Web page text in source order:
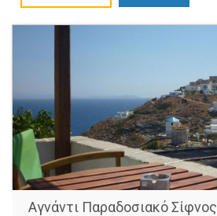
Αγνάντι Παραδοσιακό Σίφνος